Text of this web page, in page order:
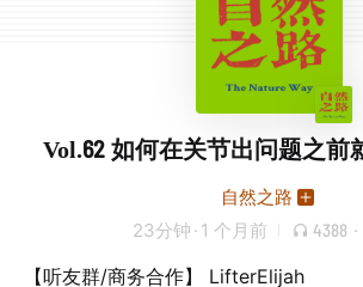
Vol.62 如何在关节出问题之前
自然之路
23分钟 · 1 个月前 4388 ·
【听友群/商务合作】 LifterElijah